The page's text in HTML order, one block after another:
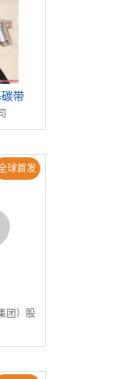
带
球首发
团）股